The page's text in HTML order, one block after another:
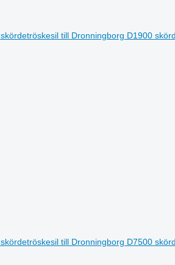
skördetröskesil till Dronningborg D1900
skördetröskesil till Dronningborg D7500